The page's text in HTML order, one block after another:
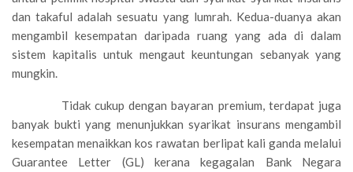
dan takaful adalah sesuatu yang lumrah. Kedua-duanya akan
mengambil kesempatan daripada ruang yang ada di dalam
sistem kapitalis untuk mengaut keuntungan sebanyak yang
mungkin.
Tidak cukup dengan bayaran premium, terdapat juga
banyak bukti yang menunjukkan syarikat insurans mengambil
kesempatan menaikkan kos rawatan berlipat kali ganda melalui
Guarantee Letter (GL) kerana kegagalan Bank Negara